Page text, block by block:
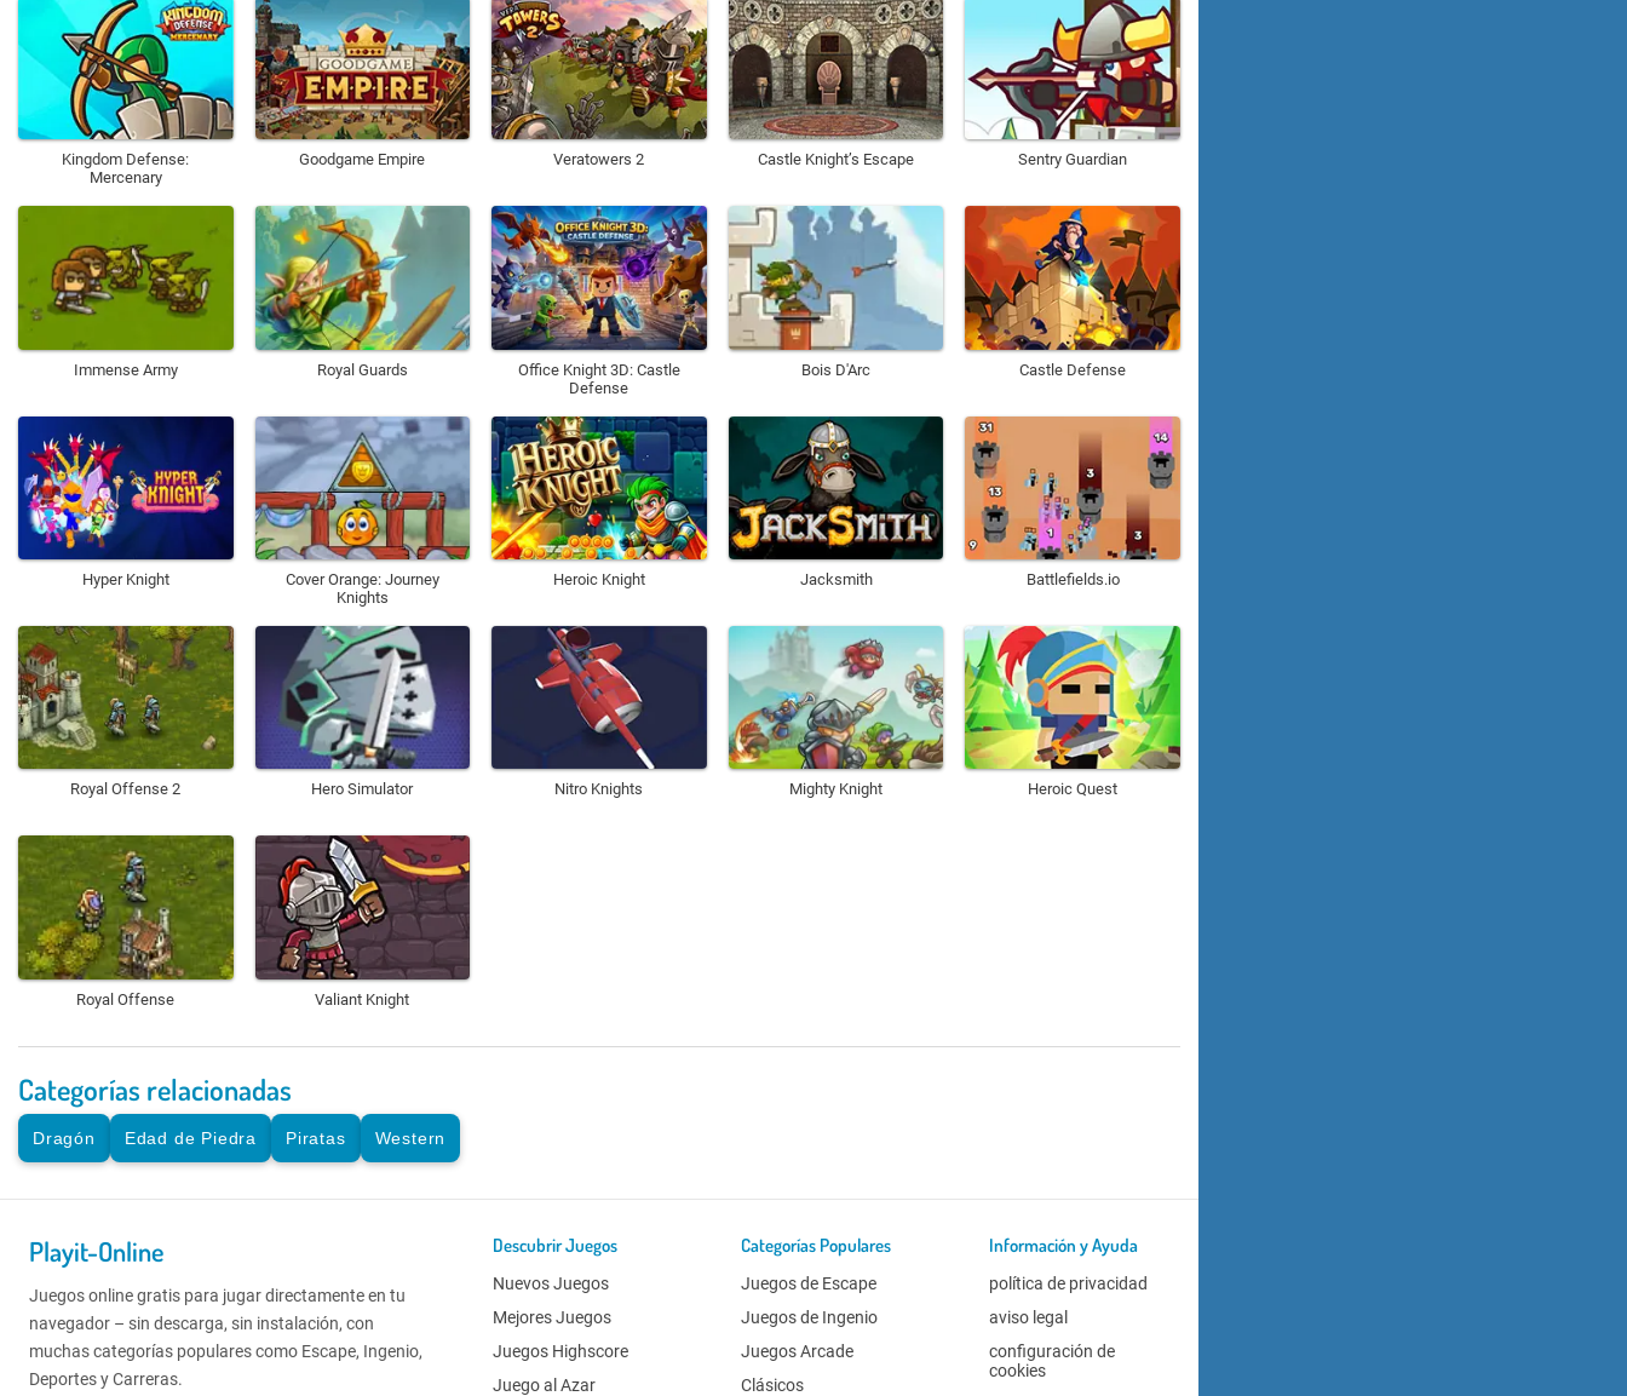
Kingdom Defense:
Mercenary
Goodgame Empire Veratowers 2 Castle Knight’s Escape Sentry Guardian
Immense Army Royal Guards
Office Knight 3D: Castle
Defense
Bois D'Arc Castle Defense
Hyper Knight
Cover Orange: Journey
Knights
Heroic Knight Jacksmith Battlefields.io
Royal Offense 2 Hero Simulator Nitro Knights Mighty Knight Heroic Quest
Royal Offense Valiant Knight
Categorías relacionadas
Dragón Edad de Piedra Piratas Western
Playit-Online
Juegos online gratis para jugar directamente en tu
navegador – sin descarga, sin instalación, con
muchas categorías populares como Escape, Ingenio,
Deportes y Carreras.
Descubrir Juegos
Nuevos Juegos
Mejores Juegos
Juegos Highscore
Juego al Azar
Categorías Populares
Juegos de Escape
Juegos de Ingenio
Juegos Arcade
Clásicos
Información y Ayuda
política de privacidad
aviso legal
configuración de
cookies